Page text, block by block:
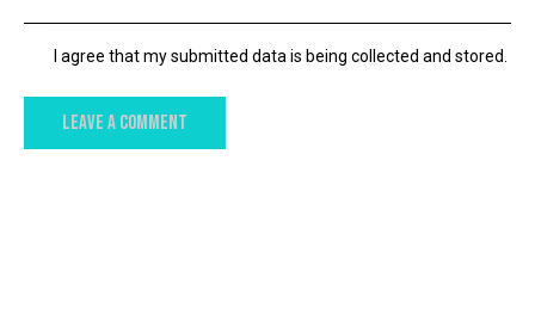
I agree that my submitted data is being collected and stored.